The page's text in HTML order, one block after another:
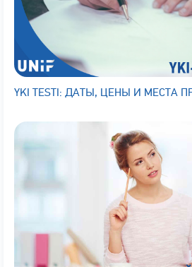
YKI TESTI: ДАТЫ, ЦЕНЫ И МЕСТА